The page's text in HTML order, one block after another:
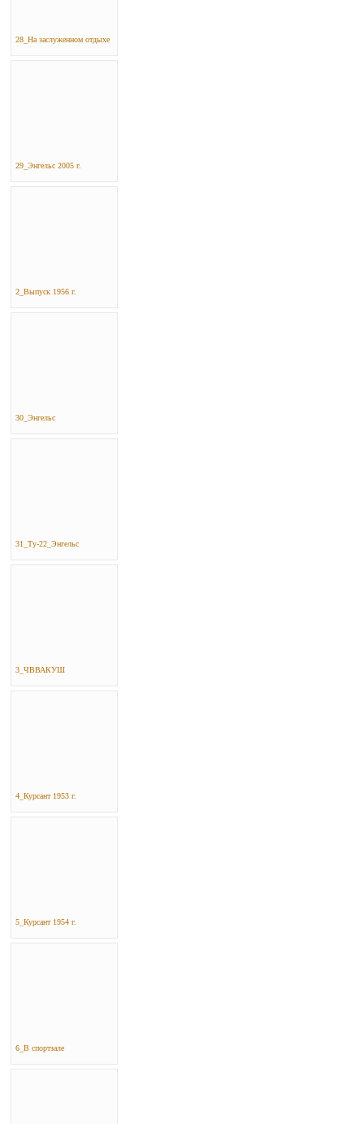
28_На заслуженном отдыхе
29_Энгельс 2005 г.
2_Выпуск 1956 г.
30_Энгельс
31_Ту-22_Энгельс
3_ЧВВАКУШ
4_Курсант 1953 г.
5_Курсант 1954 г.
6_В спортзале